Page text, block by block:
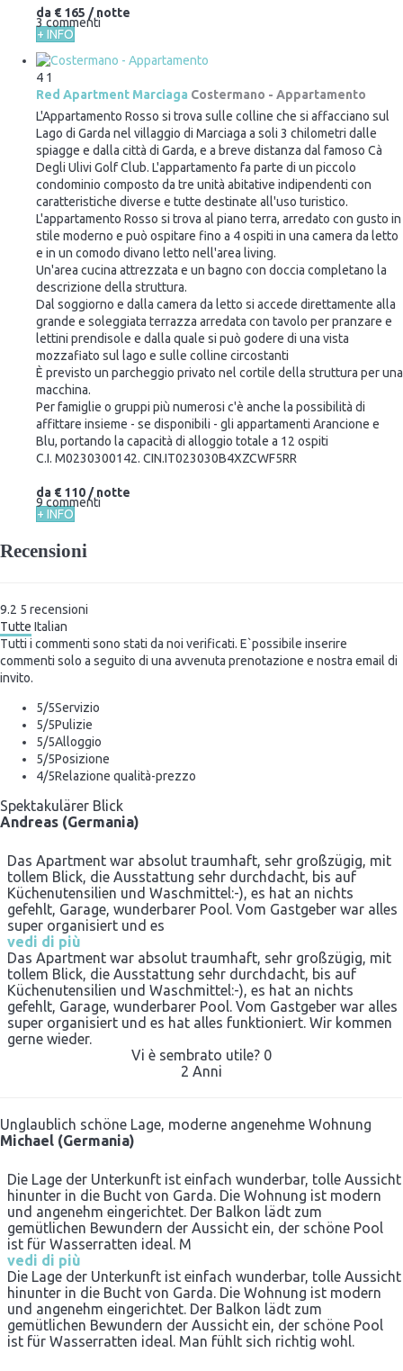
3 commenti
da € 165 / notte
+ INFO
4 1
Red Apartment Marciaga Costermano - Appartamento
L'Appartamento Rosso si trova sulle colline che si affacciano sul
Lago di Garda nel villaggio di Marciaga a soli 3 chilometri dalle
spiagge e dalla città di Garda, e a breve distanza dal famoso Cà
Degli Ulivi Golf Club. L'appartamento fa parte di un piccolo
condominio composto da tre unità abitative indipendenti con
caratteristiche diverse e tutte destinate all'uso turistico.
L'appartamento Rosso si trova al piano terra, arredato con gusto in
stile moderno e può ospitare fino a 4 ospiti in una camera da letto
e in un comodo divano letto nell'area living.
Un'area cucina attrezzata e un bagno con doccia completano la
descrizione della struttura.
Dal soggiorno e dalla camera da letto si accede direttamente alla
grande e soleggiata terrazza arredata con tavolo per pranzare e
lettini prendisole e dalla quale si può godere di una vista
mozzafiato sul lago e sulle colline circostanti
È previsto un parcheggio privato nel cortile della struttura per una
macchina.
Per famiglie o gruppi più numerosi c'è anche la possibilità di
affittare insieme - se disponibili - gli appartamenti Arancione e
Blu, portando la capacità di alloggio totale a 12 ospiti
C.I. M0230300142. CIN.IT023030B4XZCWF5RR
9 commenti
da € 110 / notte
+ INFO
Recensioni
9.2 5 recensioni
Tutte Italian
Tutti i commenti sono stati da noi verificati. E`possibile inserire
commenti solo a seguito di una avvenuta prenotazione e nostra email di
invito.
5/5Servizio
5/5Pulizie
5/5Alloggio
5/5Posizione
4/5Relazione qualità-prezzo
Spektakulärer Blick
Andreas (Germania)
Das Apartment war absolut traumhaft, sehr großzügig, mit
tollem Blick, die Ausstattung sehr durchdacht, bis auf
Küchenutensilien und Waschmittel:-), es hat an nichts
gefehlt, Garage, wunderbarer Pool. Vom Gastgeber war alles
super organisiert und es
vedi di più
Das Apartment war absolut traumhaft, sehr großzügig, mit
tollem Blick, die Ausstattung sehr durchdacht, bis auf
Küchenutensilien und Waschmittel:-), es hat an nichts
gefehlt, Garage, wunderbarer Pool. Vom Gastgeber war alles
super organisiert und es hat alles funktioniert. Wir kommen
gerne wieder.
Vi è sembrato utile? 0
2 Anni
Unglaublich schöne Lage, moderne angenehme Wohnung
Michael (Germania)
Die Lage der Unterkunft ist einfach wunderbar, tolle Aussicht
hinunter in die Bucht von Garda. Die Wohnung ist modern
und angenehm eingerichtet. Der Balkon lädt zum
gemütlichen Bewundern der Aussicht ein, der schöne Pool
ist für Wasserratten ideal. M
vedi di più
Die Lage der Unterkunft ist einfach wunderbar, tolle Aussicht
hinunter in die Bucht von Garda. Die Wohnung ist modern
und angenehm eingerichtet. Der Balkon lädt zum
gemütlichen Bewundern der Aussicht ein, der schöne Pool
ist für Wasserratten ideal. Man fühlt sich richtig wohl.